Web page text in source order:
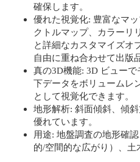
確保します。
優れた視覚化: 豊富なマ
クトルマップ、カラーリ
と詳細なカスタマイズオ
自由に重ね合わせて出版
真の3D機能: 3D ビュー
下データをボリュームレ
として視覚化できます。
地形解析: 斜面傾斜、傾
優れています。
用途: 地盤調査の地形確
的/空間的な広がり）、土